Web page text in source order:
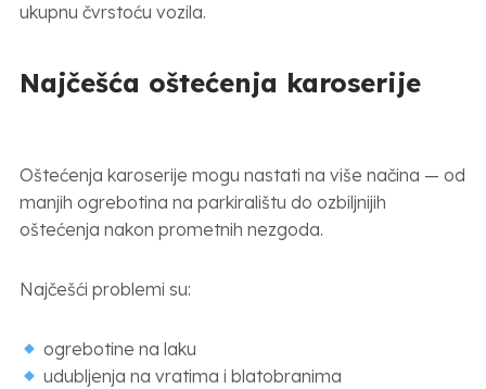
ukupnu čvrstoću vozila.
Najčešća oštećenja karoserije
Oštećenja karoserije mogu nastati na više načina — od
manjih ogrebotina na parkiralištu do ozbiljnijih
oštećenja nakon prometnih nezgoda.
Najčešći problemi su:
ogrebotine na laku
udubljenja na vratima i blatobranima